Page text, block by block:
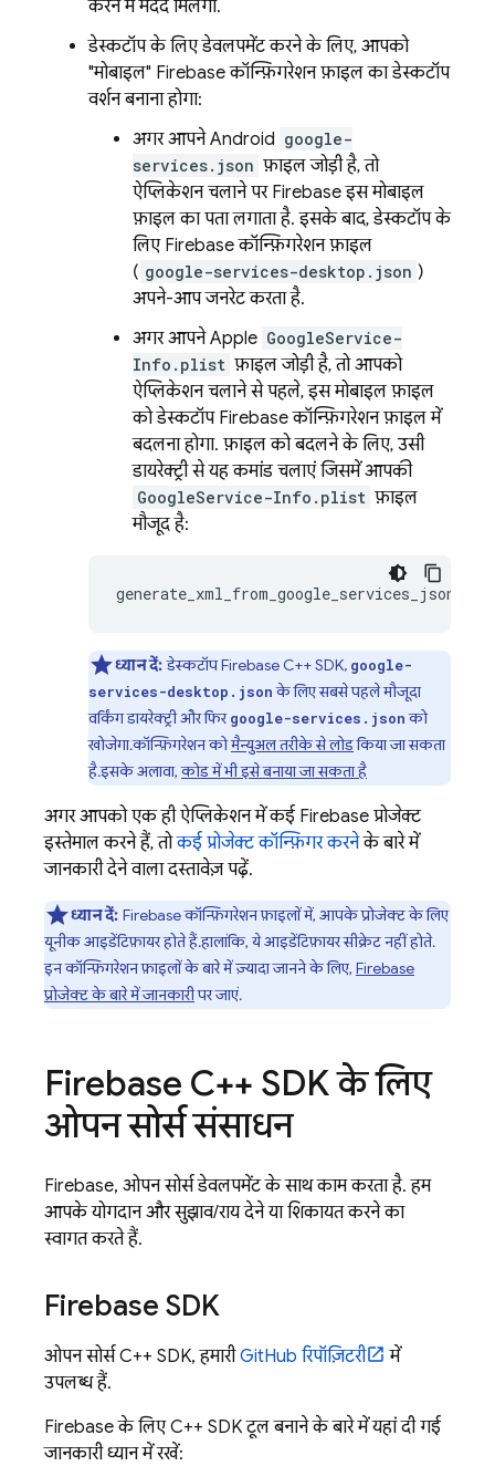
करने में मदद मिलेगी.
डेस्कटॉप के लिए डेवलपमेंट करने के लिए, आपको
"मोबाइल" Firebase कॉन्फ़िगरेशन फ़ाइल का डेस्कटॉप
वर्शन बनाना होगा:
अगर आपने Android google-
services.json फ़ाइल जोड़ी है, तो
ऐप्लिकेशन चलाने पर Firebase इस मोबाइल
फ़ाइल का पता लगाता है. इसके बाद, डेस्कटॉप के
लिए Firebase कॉन्फ़िगरेशन फ़ाइल
( google-services-desktop.json )
अपने-आप जनरेट करता है.
अगर आपने Apple GoogleService-
Info.plist फ़ाइल जोड़ी है, तो आपको
ऐप्लिकेशन चलाने से पहले, इस मोबाइल फ़ाइल
को डेस्कटॉप Firebase कॉन्फ़िगरेशन फ़ाइल में
बदलना होगा. फ़ाइल को बदलने के लिए, उसी
डायरेक्ट्री से यह कमांड चलाएं जिसमें आपकी
GoogleService-Info.plist फ़ाइल
मौजूद है:
generate_xml_from_google_services_json
ध्यान दें:डेस्कटॉप Firebase C++ SDK, google-
services-desktop.jsonके लिए सबसे पहले मौजूदा
वर्किंग डायरेक्ट्री और फिरgoogle-services.jsonको
खोजेगा. कॉन्फ़िगरेशन कोमैन्युअल तरीके से लोडकिया जा सकता
है. इसके अलावा,कोड में भी इसे बनाया जा सकता है
अगर आपको एक ही ऐप्लिकेशन में कई Firebase प्रोजेक्ट
इस्तेमाल करने हैं, तोकई प्रोजेक्ट कॉन्फ़िगर करनेके बारे में
जानकारी देने वाला दस्तावेज़ पढ़ें.
ध्यान दें: Firebase कॉन्फ़िगरेशन फ़ाइलों में, आपके प्रोजेक्ट के लिए
यूनीक आइडेंटिफ़ायर होते हैं. हालांकि, ये आइडेंटिफ़ायर सीक्रेट नहीं होते.
इन कॉन्फ़िगरेशन फ़ाइलों के बारे में ज़्यादा जानने के लिए, Firebase
प्रोजेक्ट के बारे में जानकारीपर जाएं.
Firebase C++ SDK के लिए
ओपन सोर्स संसाधन
Firebase, ओपन सोर्स डेवलपमेंट के साथ काम करता है. हम
आपके योगदान और सुझाव/राय देने या शिकायत करने का
स्वागत करते हैं.
Firebase SDK
ओपन सोर्स C++ SDK, हमारीGitHub रिपॉज़िटरी
में
उपलब्ध हैं.
Firebase के लिए C++ SDK टूल बनाने के बारे में यहां दी गई
जानकारी ध्यान में रखें: